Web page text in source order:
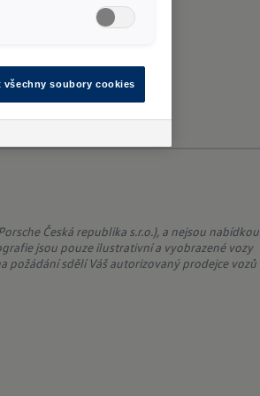
Česká republika s.r.o.), a nejsou nabídkou
jsou pouze ilustrativní a vyobrazené vozy
sdělí Váš autorizovaný prodejce vozů
všechny soubory cookies